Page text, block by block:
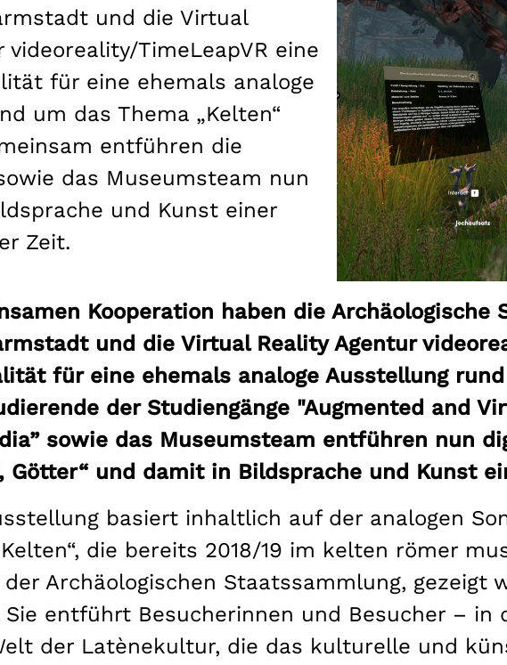
und die Virtual
videoreality/TimeLeapVR eine
für eine ehemals analoge
um das Thema „Kelten“
entführen die
das Museumsteam nun
und Kunst einer
Zeit.
Kooperation haben die Archäologische
und die Virtual Reality Agentur
für eine ehemals analoge Ausstellung rund
der Studiengänge "Augmented and
sowie das Museumsteam entführen nun
Götter“ und damit in Bildsprache und Kunst
basiert inhaltlich auf der analogen
die bereits 2018/19 im kelten römer
Archäologischen Staatssammlung, gezeigt
entführt Besucherinnen und Besucher – in
der Latènekultur, die das kulturelle und